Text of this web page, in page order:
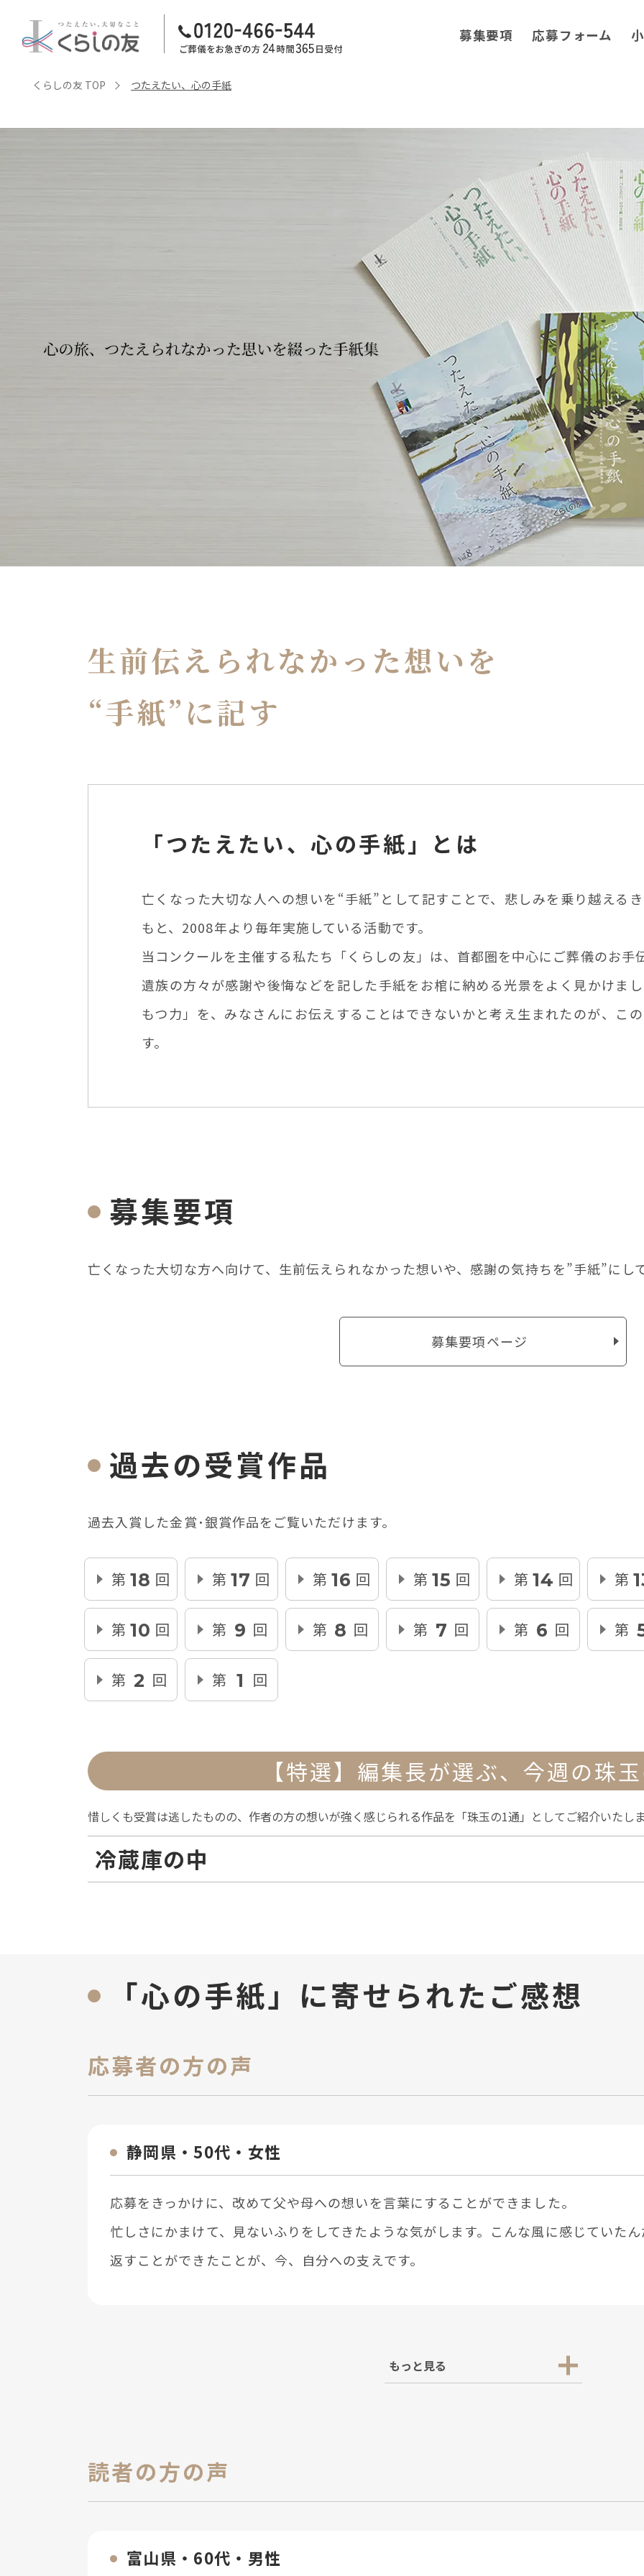
募集要項 応募フォーム
くらしの友 TOP つたえたい、心の手紙
生前伝えられなかった想いを
“手紙”に記す
「つたえたい、心の手紙」 とは
亡くなった大切な人への想いを“手紙”として記すことで、悲しみを乗り越える
もと、2008年より毎年実施している活動です。
当コンクールを主催する私たち「くらしの友」は、首都圏を中心にご葬儀のお手
遺族の方々が感謝や後悔などを記した手紙をお棺に納める光景をよく見かけま
もつ力」を、みなさんにお伝えすることはできないかと考え生まれたのが、こ
す。
募集要項
亡くなった⼤切な⽅へ向けて、⽣前伝えられなかった想いや、感謝の気持ちを”⼿紙”にし
募集要項ページ
過去の受賞作品
過去入賞した金賞･銀賞作品をご覧いただけます。
第 18 回 第 17 回 第 16 回 第 15 回 第 14 回 第
第 10 回 第 9 回 第 8 回 第 7 回 第 6 回 第
第 2 回 第 1 回
【特選】編集長が選ぶ、 今週の珠
惜しくも受賞は逃したものの、作者の方の想いが強く感じられる作品を「珠玉の1通」としてご紹介いたしま
冷蔵庫の中
「心の手紙」に寄せられたご感想
応募者の方の声
静岡県・50代・⼥性
応募をきっかけに、改めて⽗や⺟への想いを⾔葉にすることができました。
忙しさにかまけて、⾒ないふりをしてきたような気がします。こんな⾵に感じていた
返すことができたことが、今、⾃分への⽀えです。
もっと見る
読者の方の声
富⼭県・60代・男性